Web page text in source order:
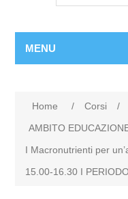
MENU
Home / Corsi
/
AMBITO
I Macronutrienti per
15.00-16.30 I